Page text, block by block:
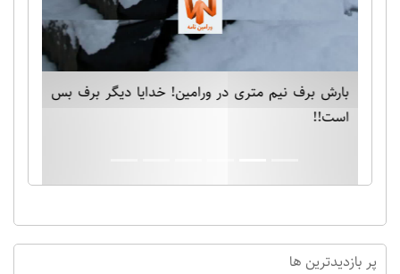
بارش برف نیم متری در ورامین! خدایا دیگر برف بس
است!!
پر بازدیدترین ها